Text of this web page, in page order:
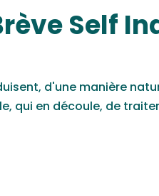
Self
d'une manière
qui en découle, de